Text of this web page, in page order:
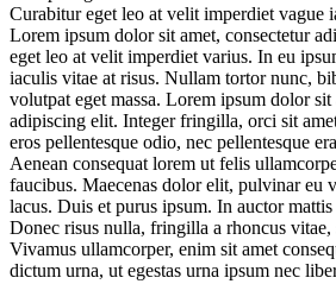
Curabitur eget leo at velit imperdiet vague
Lorem ipsum dolor sit amet, consectetur
eget leo at velit imperdiet varius. In eu
iaculis vitae at risus. Nullam tortor nunc,
volutpat eget massa. Lorem ipsum dolor sit
adipiscing elit. Integer fringilla, orci sit
eros pellentesque odio, nec pellentesque
Aenean consequat lorem ut felis
faucibus. Maecenas dolor elit, pulvinar eu
lacus. Duis et purus ipsum. In auctor
Donec risus nulla, fringilla a rhoncus vitae,
Vivamus ullamcorper, enim sit amet
dictum urna, ut egestas urna ipsum nec